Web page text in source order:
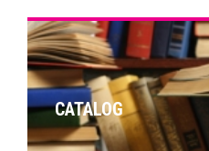
CATALOG